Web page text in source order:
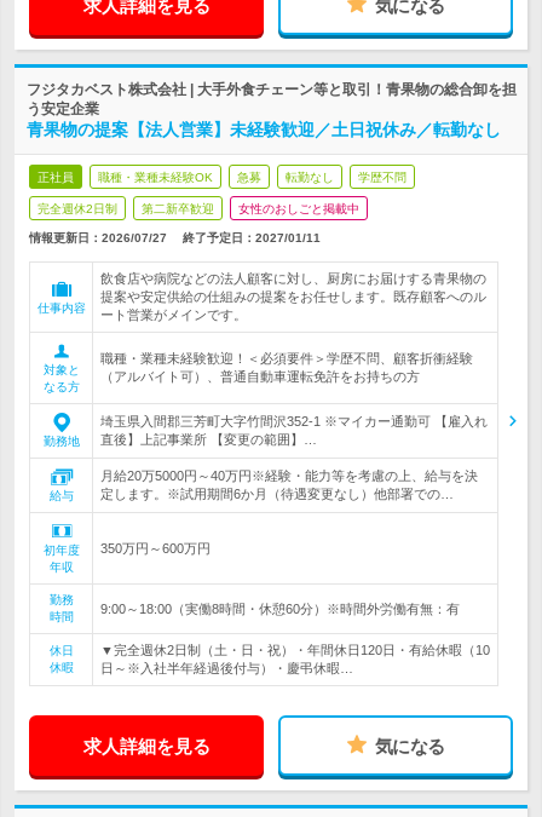
求人詳細を見る 気になる
フジタカベスト株式会社 | 大手外食チェーン等と取引！青果物の総合卸を担
う安定企業
青果物の提案【法人営業】未経験歓迎／土日祝休み／転勤なし
正社員 職種・業種未経験OK 急募 転勤なし 学歴不問
完全週休2日制 第二新卒歓迎 女性のおしごと掲載中
情報更新日：2026/07/27 終了予定日： 2027/01/11
仕事内容
飲食店や病院などの法人顧客に対し、厨房にお届けする青果物の
提案や安定供給の仕組みの提案をお任せします。既存顧客へのル
ート営業がメインです。
対象と
なる方
職種・業種未経験歓迎！＜必須要件＞学歴不問、顧客折衝経験
（アルバイト可）、普通自動車運転免許をお持ちの方
勤務地
埼玉県入間郡三芳町大字竹間沢352-1 ※マイカー通勤可 【雇入れ
直後】上記事業所 【変更の範囲】…
給与
月給20万5000円～40万円※経験・能力等を考慮の上、給与を決
定します。※試用期間6か月（待遇変更なし）他部署での…
初年度
年収
350万円～600万円
勤務
時間
9:00～18:00（実働8時間・休憩60分）※時間外労働有無：有
休日
休暇
▼完全週休2日制（土・日・祝）・年間休日120日・有給休暇（10
日～※入社半年経過後付与）・慶弔休暇…
求人詳細を見る 気になる